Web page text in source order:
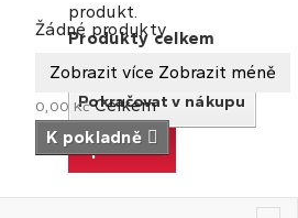
Košík
(prázdný)
Žádné produkty
Zobrazit více Zobrazit méně
0,00 Kč Celkem
K pokladně
produkt.
Produkty celkem
Celkem
Pokračovat v nákupu
K pokladně